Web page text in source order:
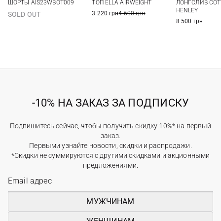
ШОРТЫ AIS23WBOT009
SOLD OUT
ТОП ELLA AIRWEIGHT
3 220 грн4 600 грн
ЛОНГСЛИВ
HENLEY
8 500 грн
-10% НА ЗАКАЗ ЗА ПОДПИСКУ
Подпишитесь сейчас, чтобы получить скидку 10%* на первый
заказ.
Первыми узнайте новости, скидки и распродажи.
*Скидки не суммируются с другими скидками и акционными
предложениями.
МУЖЧИНАМ